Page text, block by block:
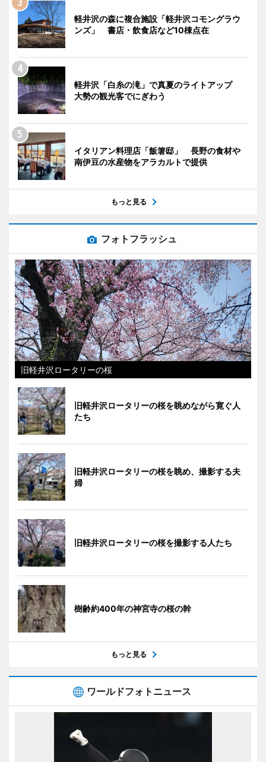
軽井沢の森に複合施設「軽井沢コモングラウ
ンズ」 書店・飲食店など10棟点在
軽井沢「白糸の滝」で真夏のライトアップ
大勢の観光客でにぎわう
イタリアン料理店「飯箸邸」 長野の食材や
南伊豆の水産物をアラカルトで提供
もっと見る
フォトフラッシュ
旧軽井沢ロータリーの桜
旧軽井沢ロータリーの桜を眺めながら寛ぐ人
たち
旧軽井沢ロータリーの桜を眺め、撮影する夫
婦
旧軽井沢ロータリーの桜を撮影する人たち
樹齢約400年の神宮寺の桜の幹
もっと見る
ワールドフォトニュース